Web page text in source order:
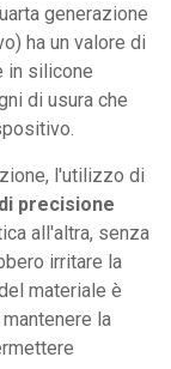
generazione
ha un valore di
in silicone
di usura che
l'utilizzo di
precisione
all'altra, senza
irritare la
materiale è
la